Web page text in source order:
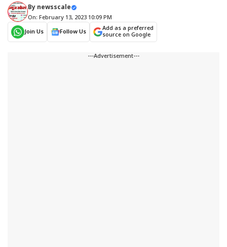
By newsscale
On: February 13, 2023 10:09 PM
Join Us
Follow Us
Add as a preferred
source on Google
---Advertisement---